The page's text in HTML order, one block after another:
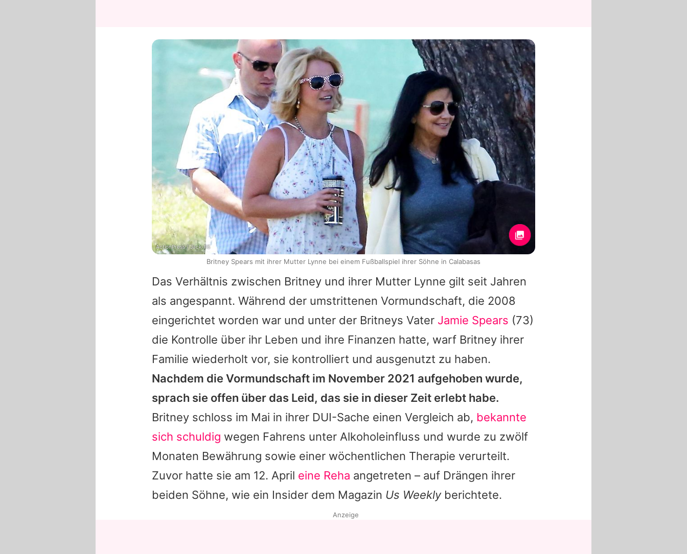
Das Verhältnis zwischen Britney und ihrer Mutter Lynne gilt seit Jahren
als angespannt. Während der umstrittenen Vormundschaft, die 2008
eingerichtet worden war und unter der Britneys Vater Jamie Spears (73)
die Kontrolle über ihr Leben und ihre Finanzen hatte, warf Britney ihrer
Familie wiederholt vor, sie kontrolliert und ausgenutzt zu haben.
Nachdem die Vormundschaft im November 2021 aufgehoben wurde,
sprach sie offen über das Leid, das sie in dieser Zeit erlebt habe.
Britney schloss im Mai in ihrer DUI-Sache einen Vergleich ab, bekannte
sich schuldig wegen Fahrens unter Alkoholeinfluss und wurde zu zwölf
Monaten Bewährung sowie einer wöchentlichen Therapie verurteilt.
Zuvor hatte sie am 12. April eine Reha angetreten – auf Drängen ihrer
beiden Söhne, wie ein Insider dem Magazin Us Weeklyberichtete.
ActionPress / Jack-RS
Britney Spears mit ihrer Mutter Lynne bei einem Fußballspiel ihrer Söhne in Calabasas
Anzeige